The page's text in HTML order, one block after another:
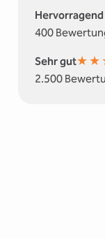
Hervorragend
400
Sehr gut★★
2.500